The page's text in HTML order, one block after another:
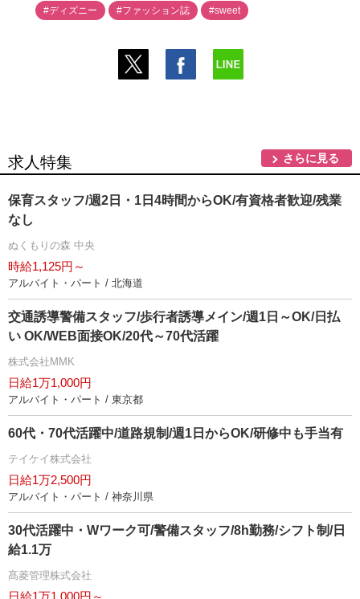
#ディズニー #ファッション誌 #sweet
求人特集 さらに見る
保育スタッフ/週2日・1日4時間からOK/有資格者歓迎/残業
なし
ぬくもりの森 中央
時給1,125円～
アルバイト・パート / 北海道
交通誘導警備スタッフ/歩行者誘導メイン/週1日～OK/日払
い OK/WEB面接OK/20代～70代活躍
株式会社MMK
日給1万1,000円
アルバイト・パート / 東京都
60代・70代活躍中/道路規制/週1日からOK/研修中も手当有
テイケイ株式会社
日給1万2,500円
アルバイト・パート / 神奈川県
30代活躍中・Wワーク可/警備スタッフ/8h勤務/シフト制/日
給1.1万
髙菱管理株式会社